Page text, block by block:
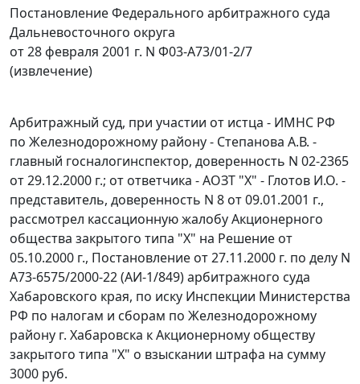
Постановление Федерального арбитражного суда
Дальневосточного округа
от 28 февраля 2001 г. N Ф03-А73/01-2/7
(извлечение)
Арбитражный суд, при участии от истца - ИМНС РФ
по Железнодорожному району - Степанова А.В. -
главный госналогинспектор, доверенность N 02-2365
от 29.12.2000 г.; от ответчика - АОЗТ "Х" - Глотов И.О. -
представитель, доверенность N 8 от 09.01.2001 г.,
рассмотрел кассационную жалобу Акционерного
общества закрытого типа "Х" на Решение от
05.10.2000 г., Постановление от 27.11.2000 г. по делу N
А73-6575/2000-22 (АИ-1/849) арбитражного суда
Хабаровского края, по иску Инспекции Министерства
РФ по налогам и сборам по Железнодорожному
району г. Хабаровска к Акционерному обществу
закрытого типа "Х" о взыскании штрафа на сумму
3000 руб.